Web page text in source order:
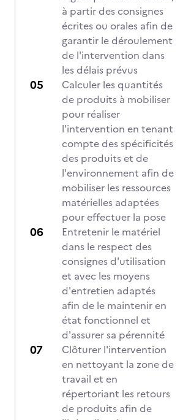
à partir des consignes
écrites ou orales afin de
garantir le déroulement
de l'intervention dans
les délais prévus
Calculer les quantités
de produits à mobiliser
pour réaliser
l'intervention en tenant
compte des spécificités
des produits et de
l'environnement afin de
mobiliser les ressources
matérielles adaptées
pour effectuer la pose
Entretenir le matériel
dans le respect des
consignes d'utilisation
et avec les moyens
d'entretien adaptés
afin de le maintenir en
état fonctionnel et
d'assurer sa pérennité
Clôturer l'intervention
en nettoyant la zone de
travail et en
répertoriant les retours
de produits afin de